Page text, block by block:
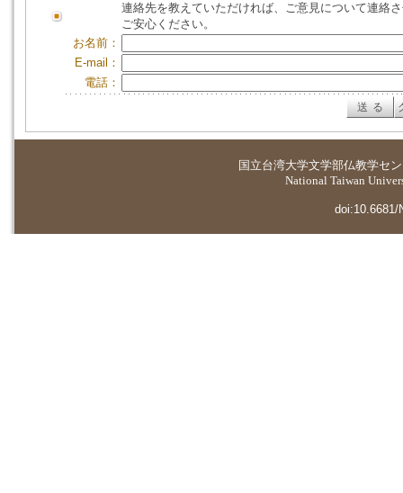
連絡先を教えていただければ、ご意見について連絡
ご安心ください。
お名前：
E-mail：
電話：
国立台湾大学文学部仏教学セ
National Taiwan
doi:10.6681/